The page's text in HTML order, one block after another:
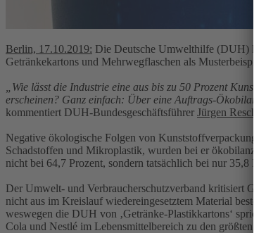
Berlin, 17.10.2019: Die Deutsche Umwelthilfe (DUH)
Getränkekartons und Mehrwegflaschen als
„Wie lässt die Industrie eine aus bis zu 50 Prozent
erscheinen? Ganz einfach: Über eine Auftrags-
kommentiert DUH-Bundesgeschäftsführer Jürgen Resch
Negative ökologische Folgen von
Schadstoffen und Mikroplastik, wurden bei er
nicht bei 64,7 Prozent, sondern tatsächlich bei nur 35,8
Der Umwelt- und Verbraucherschutzverband kritisiert
nicht aus im Kreislauf wiedereingesetztem Material
weswegen die DUH von ‚Getränke-Plastikkartons‘
Cola und Nestlé im Lebensmittelbereich zu den größten